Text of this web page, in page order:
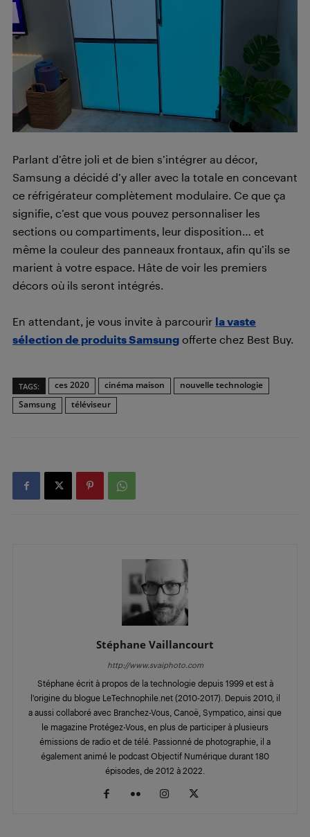
Parlant d’être joli et de bien s’intégrer au décor,
Samsung a décidé d’y aller avec la totale en concevant
ce réfrigérateur complètement modulaire. Ce que ça
signifie, c’est que vous pouvez personnaliser les
sections ou compartiments, leur disposition… et
même la couleur des panneaux frontaux, afin qu’ils se
marient à votre espace. Hâte de voir les premiers
décors où ils seront intégrés.
En attendant, je vous invite à parcourir la vaste
sélection de produits Samsung offerte chez Best Buy.
TAGS: ces 2020 cinéma maison
nouvelle technologie
Samsung
téléviseur
Stéphane Vaillancourt
http://www.svaiphoto.com
Stéphane écrit à propos de la technologie depuis 1999 et est à
l'origine du blogue LeTechnophile.net (2010-2017). Depuis 2010, il
a aussi collaboré avec Branchez-Vous, Canoë, Sympatico, ainsi que
le magazine Protégez-Vous, en plus de participer à plusieurs
émissions de radio et de télé. Passionné de photographie, il a
également animé le podcast Objectif Numérique durant 180
épisodes, de 2012 à 2022.